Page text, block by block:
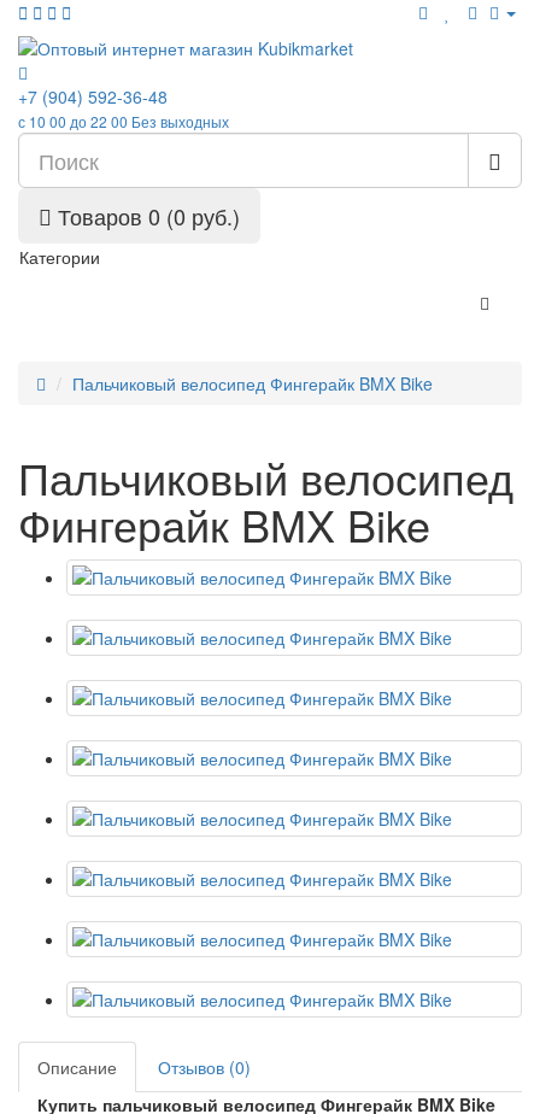
+7 (904) 592-36-48
с 10 00 до 22 00 Без выходных
Товаров 0 (0 руб.)
Категории
Пальчиковый велосипед Фингерайк BMX Bike
Пальчиковый велосипед
Фингерайк BMX Bike
Описание
Отзывов (0)
Купить пальчиковый велосипед Фингерайк BMX Bike